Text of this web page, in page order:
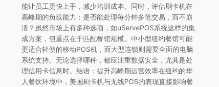
能让员工更快上手，减少培训成本。同时，评估刷卡机在
高峰期的负载能力：是否能处理每分钟多笔交易，而不崩
溃？虽然市场上有多种选项，如uServePOS系统这样的集
成方案，但重点在于匹配餐馆规模。中小型纽约餐馆可能
更适合轻便的移动POS机，而大型连锁则需要全面的电脑
系统支持。无论选择哪种，都应注重数据安全，尤其是处
理信用卡信息时。结语：提升高峰期运营效率在纽约的华
人餐饮环境中，美国刷卡机与无线POS的表现直接影响餐